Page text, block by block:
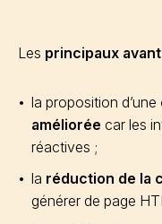
Les principaux
la proposition d’une
améliorée car les
réactives ;
la réduction de la
générer de page